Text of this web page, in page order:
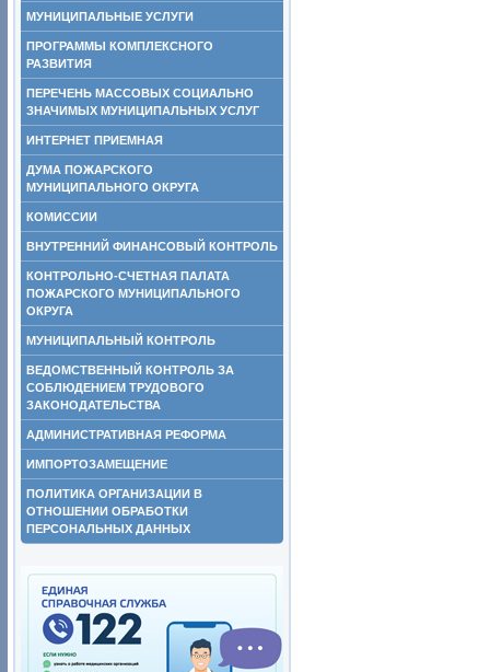
МУНИЦИПАЛЬНЫЕ УСЛУГИ
ПРОГРАММЫ КОМПЛЕКСНОГО
РАЗВИТИЯ
ПЕРЕЧЕНЬ МАССОВЫХ СОЦИАЛЬНО
ЗНАЧИМЫХ МУНИЦИПАЛЬНЫХ УСЛУГ
ИНТЕРНЕТ ПРИЕМНАЯ
ДУМА ПОЖАРСКОГО
МУНИЦИПАЛЬНОГО ОКРУГА
КОМИССИИ
ВНУТРЕННИЙ ФИНАНСОВЫЙ КОНТРОЛЬ
КОНТРОЛЬНО-СЧЕТНАЯ ПАЛАТА
ПОЖАРСКОГО МУНИЦИПАЛЬНОГО
ОКРУГА
МУНИЦИПАЛЬНЫЙ КОНТРОЛЬ
ВЕДОМСТВЕННЫЙ КОНТРОЛЬ ЗА
СОБЛЮДЕНИЕМ ТРУДОВОГО
ЗАКОНОДАТЕЛЬСТВА
АДМИНИСТРАТИВНАЯ РЕФОРМА
ИМПОРТОЗАМЕЩЕНИЕ
ПОЛИТИКА ОРГАНИЗАЦИИ В
ОТНОШЕНИИ ОБРАБОТКИ
ПЕРСОНАЛЬНЫХ ДАННЫХ